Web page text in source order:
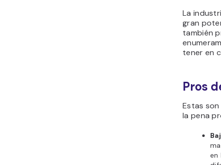
La
gran
también
tener en
Pros
Estas
la pena
en